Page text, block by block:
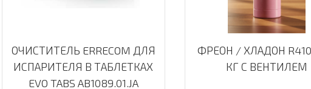
ОЧИСТИТЕЛЬ ERRECOM ДЛЯ
ИСПАРИТЕЛЯ В ТАБЛЕТКАХ
EVO TABS AB1089.01.JA
ФРЕОН / ХЛАДОН
КГ С ВЕНТИЛЕМ